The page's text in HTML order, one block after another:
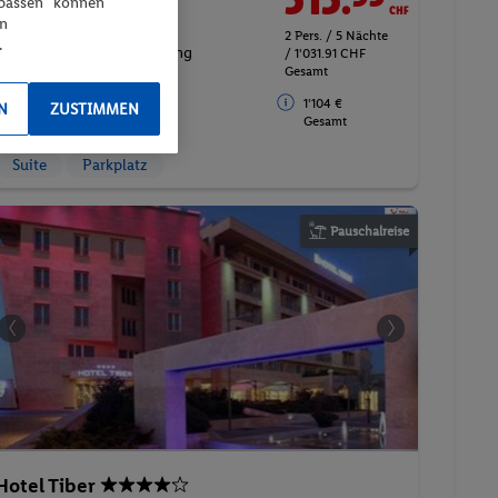
Flug,
Ohne Verpflegung
Umbuchung &
2 Pers. / 5 Nächte
/ 1'031.91 CHF
Gesamt
1'104 €
Gesamt
Suite Parkplatz
Pauschalreise
Tiber
.
ZUSTIMMEN